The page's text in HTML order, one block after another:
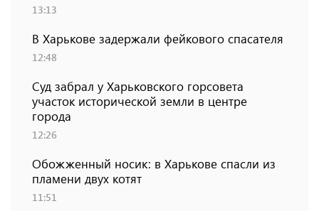
13:13
В Харькове задержали фейкового спасателя
12:48
Суд забрал у Харьковского горсовета
участок исторической земли в центре
города
12:26
Обожженный носик: в Харькове спасли из
пламени двух котят
11:51